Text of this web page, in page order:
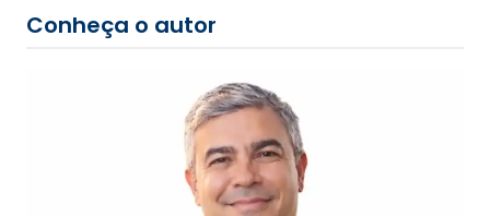
Conheça o autor